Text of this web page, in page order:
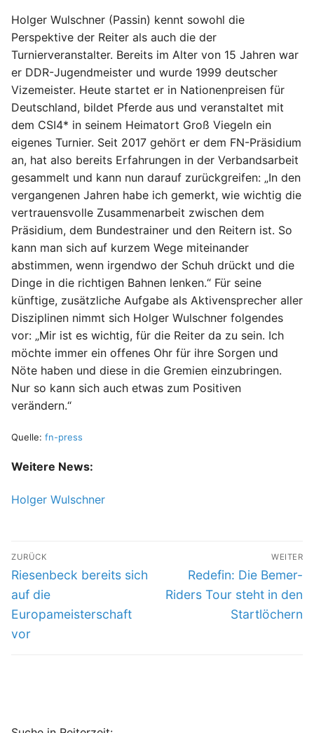
Holger Wulschner (Passin) kennt sowohl die
Perspektive der Reiter als auch die der
Turnierveranstalter. Bereits im Alter von 15 Jahren war
er DDR-Jugendmeister und wurde 1999 deutscher
Vizemeister. Heute startet er in Nationenpreisen für
Deutschland, bildet Pferde aus und veranstaltet mit
dem CSI4* in seinem Heimatort Groß Viegeln ein
eigenes Turnier. Seit 2017 gehört er dem FN-Präsidium
an, hat also bereits Erfahrungen in der Verbandsarbeit
gesammelt und kann nun darauf zurückgreifen: „In den
vergangenen Jahren habe ich gemerkt, wie wichtig die
vertrauensvolle Zusammenarbeit zwischen dem
Präsidium, dem Bundestrainer und den Reitern ist. So
kann man sich auf kurzem Wege miteinander
abstimmen, wenn irgendwo der Schuh drückt und die
Dinge in die richtigen Bahnen lenken.“ Für seine
künftige, zusätzliche Aufgabe als Aktivensprecher aller
Disziplinen nimmt sich Holger Wulschner folgendes
vor: „Mir ist es wichtig, für die Reiter da zu sein. Ich
möchte immer ein offenes Ohr für ihre Sorgen und
Nöte haben und diese in die Gremien einzubringen.
Nur so kann sich auch etwas zum Positiven
verändern.“
Quelle: fn-press
Weitere News:
Holger Wulschner
Beitragsnavigation
ZURÜCK
Vorheriger
Beitrag:
Riesenbeck bereits sich
auf die
Europameisterschaft
vor
WEITER
Nächster
Beitrag:
Redefin: Die Bemer-
Riders Tour steht in den
Startlöchern